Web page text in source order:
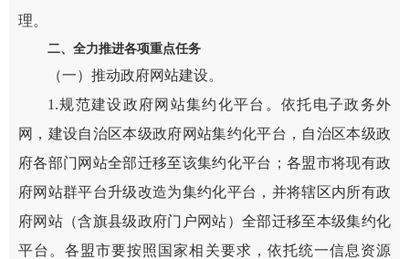
理。
二、全力推进各项重点任务
（一）推动政府网站建设。
1.规范建设政府网站集约化平台。依托电子政务外
网，建设自治区本级政府网站集约化平台，自治区本级政
府各部门网站全部迁移至该集约化平台；各盟市将现有政
府网站群平台升级改造为集约化平台，并将辖区内所有政
府网站（含旗县级政府门户网站）全部迁移至本级集约化
平台。各盟市要按照国家相关要求，依托统一信息资源